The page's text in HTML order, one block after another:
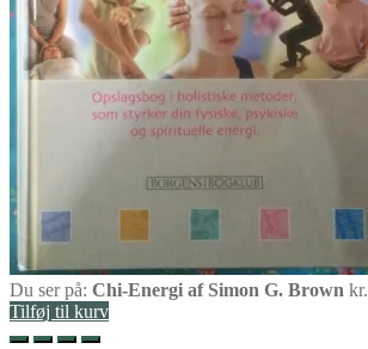
Du ser på: Chi-Energi af Simon G. Brown kr.
Tilføj til kurv